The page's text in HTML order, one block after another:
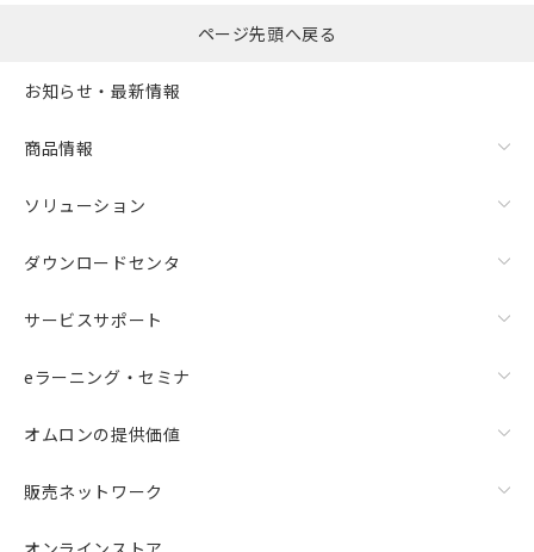
ページ先頭へ戻る
お知らせ・最新情報
商品情報
ソリューション
ダウンロードセンタ
サービスサポート
eラーニング・セミナ
オムロンの提供価値
販売ネットワーク